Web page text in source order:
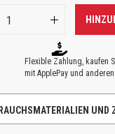
Flexible Zahlung, kaufen
mit ApplePay und anderen
UND